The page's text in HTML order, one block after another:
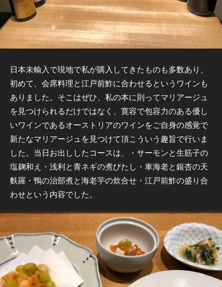
日本未輸入で現地で私が購入してきたものも多数あり、
初めて、会席料理と江戸前鮓に合わせるというワインも
ありました。そこはぜひ、私の本に則ってマリアージュ
を見つけられるだけではなく、寛容で包容力のある優し
いワインであるオーストリアのワインをご自身の感覚で
新たなマリアージュを見つけて頂こういう趣旨で行いま
した。当日お出ししたコースは、・サーモンと生筋子の
塩麹和え・浅利と青ネギの煮びたし・車海老と銀杏の天
麩羅・鴨の治部煮と海老芋の炊合せ・江戸前鮓の盛り合
わせという内容でした。